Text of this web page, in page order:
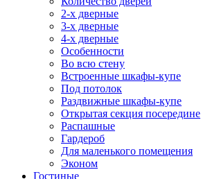
2-х дверные
3-х дверные
4-х дверные
Особенности
Во всю стену
Встроенные шкафы-купе
Под потолок
Раздвижные шкафы-купе
Открытая секция посередине
Распашные
Гардероб
Для маленького помещения
Эконом
Гостиные